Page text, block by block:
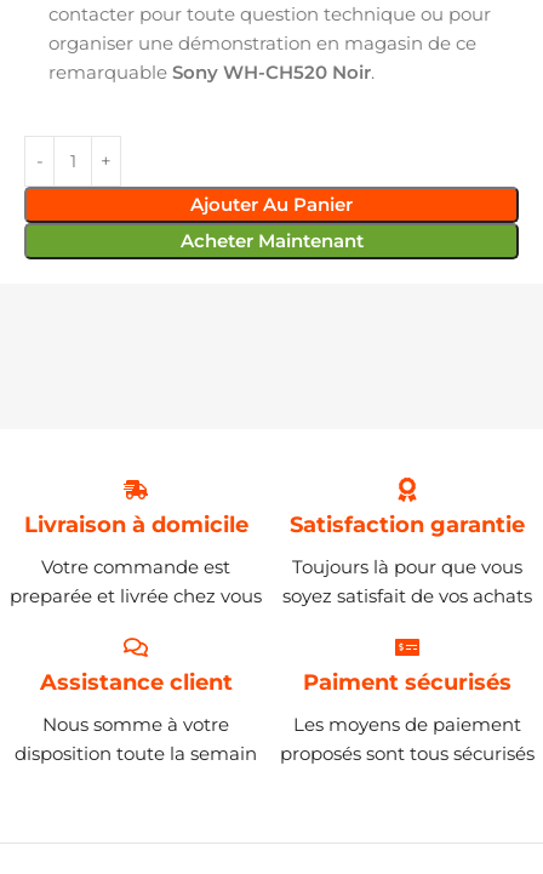
contacter pour toute question technique ou pour
organiser une démonstration en magasin de ce
remarquable Sony WH-CH520 Noir.
Ajouter Au Panier
Acheter Maintenant
Livraison à domicile
Votre commande est
preparée et livrée chez vous
Satisfaction garantie
Toujours là pour que vous
soyez satisfait de vos achats
Assistance client
Nous somme à votre
disposition toute la semain
Paiment sécurisés
Les moyens de paiement
proposés sont tous sécurisés